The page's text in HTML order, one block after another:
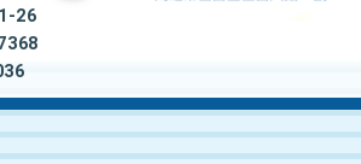
26